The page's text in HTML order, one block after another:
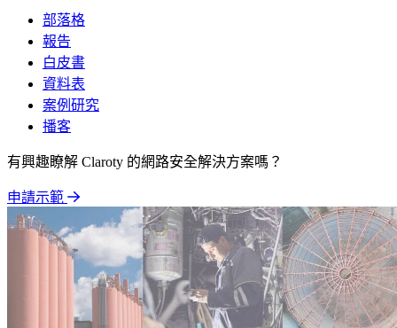
部落格
報告
白皮書
資料表
案例研究
播客
有興趣瞭解 Claroty 的網路安全解決方案嗎？
申請示範